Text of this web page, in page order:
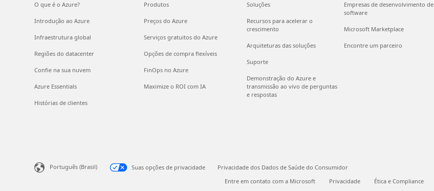
O que é o Azure?
Introdução ao Azure
Infraestrutura global
Regiões do datacenter
Confie na sua nuvem
Azure Essentials
Histórias de clientes
Produtos
Preços do Azure
Serviços gratuitos do Azure
Opções de compra flexíveis
FinOps no Azure
Maximize o ROI com IA
Soluções
Recursos para acelerar o
crescimento
Arquiteturas das soluções
Suporte
Demonstração do Azure e
transmissão ao vivo de perguntas
e respostas
Empresas de desenvolvimento de
software
Microsoft Marketplace
Encontre um parceiro
Português (Brasil) Suas opções de privacidade
Privacidade dos Dados de Saúde do Consumidor
Entre em contato com a Microsoft
Privacidade Ética e Compliance